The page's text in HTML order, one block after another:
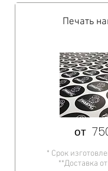
Печать
от
* Срок
**Доставка